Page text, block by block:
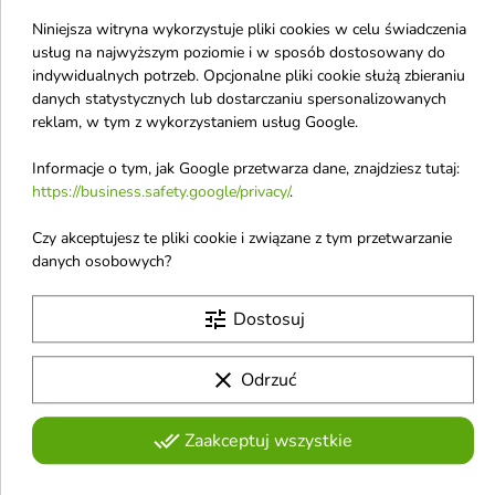

favorite_border
Gruszka do nosa katar
STOP mała /2/ 1 sztuka
noska dziecka
4,50 €
Obecnie brak na stanie
włosów
Opaska do włosów to
idealny podczas codziennych
zabiegów pielęgnacyjnych
3,80 €
Obecnie brak na stanie favorite_border Obecnie brak na stanie
Niniejsza witryna wykorzystuje pliki cookies w celu świadczenia
usług na najwyższym poziomie i w sposób dostosowany do
indywidualnych potrzeb. Opcjonalne pliki cookie służą zbieraniu
danych statystycznych lub dostarczaniu spersonalizowanych
reklam, w tym z wykorzystaniem usług Google.
Informacje o tym, jak Google przetwarza dane, znajdziesz tutaj:
https://business.safety.google/privacy/.
Czy akceptujesz te pliki cookie i związane z tym przetwarzanie
danych osobowych?
tune Dostosuj
clear Odrzuć
done_allZaakceptuj wszystkie